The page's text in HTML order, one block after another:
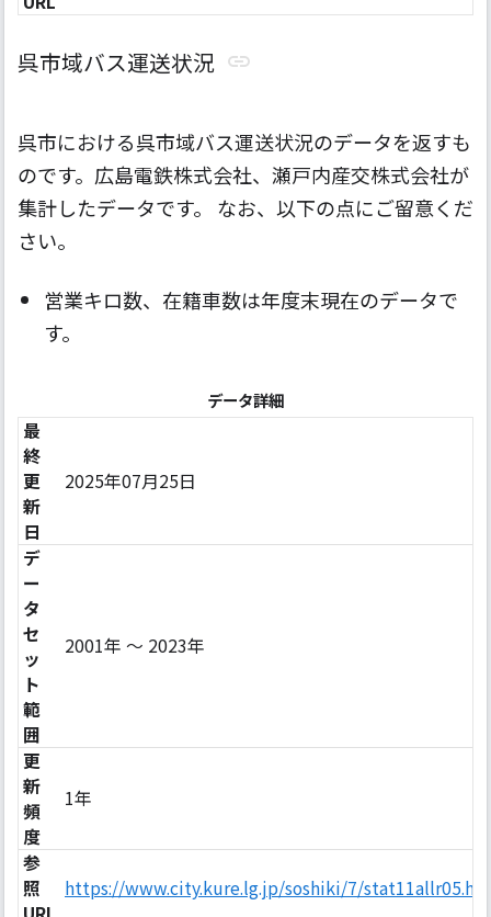
呉市域バス運送状況
呉市における呉市域バス運送状況のデータを返すも
のです。広島電鉄株式会社、瀬戸内産交株式会社が
集計したデータです。 なお、以下の点にご留意くだ
さい。
営業キロ数、在籍車数は年度末現在のデータで
す。
データ詳細
最
終
更
新
日
2025年07月25日
デ
ー
タ
セ
ッ
ト
範
囲
2001年 ～ 2023年
更
新
頻
度
1年
参
照
https://www.city.kure.lg.jp/soshiki/7/